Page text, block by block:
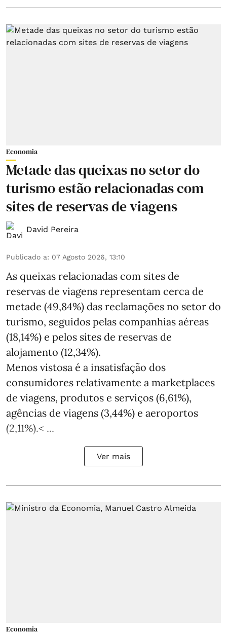
Economia
Metade das queixas no setor do
turismo estão relacionadas com
sites de reservas de viagens
David Pereira
Publicado a: 07 Agosto 2026, 13:10
As queixas relacionadas com sites de
reservas de viagens representam cerca de
metade (49,84%) das reclamações no setor do
turismo, seguidos pelas companhias aéreas
(18,14%) e pelos sites de reservas de
alojamento (12,34%).
Menos vistosa é a insatisfação dos
consumidores relativamente a marketplaces
de viagens, produtos e serviços (6,61%),
agências de viagens (3,44%) e aeroportos
(2,11%).< ...
Ver mais
Economia